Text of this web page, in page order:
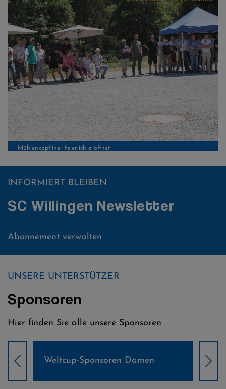
Mühlenkopfliner feierlich eröffnet
INFORMIERT BLEIBEN
SC Willingen Newsletter
Abonnement verwalten
UNSERE UNTERSTÜTZER
Sponsoren
Hier finden Sie alle unsere Sponsoren
Weltcup-Sponsoren Damen